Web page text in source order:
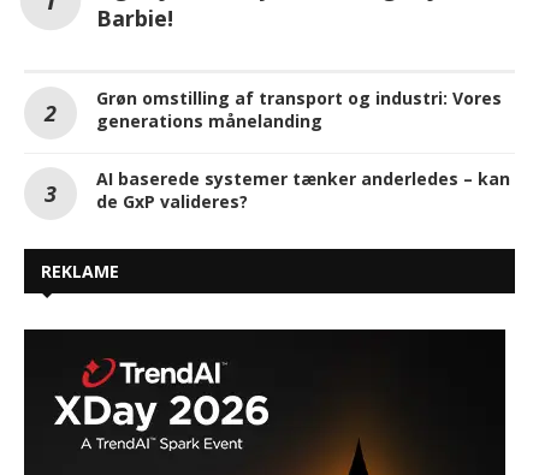
Barbie!
Grøn omstilling af transport og industri: Vores
generations månelanding
AI baserede systemer tænker anderledes – kan
de GxP valideres?
REKLAME